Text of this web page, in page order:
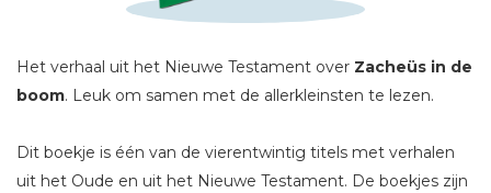
Het verhaal uit het Nieuwe Testament over Zacheüs in de
boom. Leuk om samen met de allerkleinsten te lezen.
Dit boekje is één van de vierentwintig titels met verhalen
uit het Oude en uit het Nieuwe Testament. De boekjes zijn